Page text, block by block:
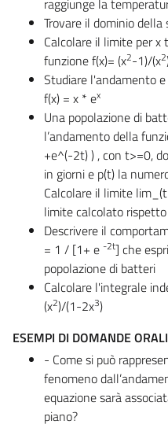
Trovare il dominio
Calcolare il limite per
funzione f(x)= (x2-1)/(x2
Studiare l'andamento
f(x) = x * ex
Una popolazione di
l’andamento della
+e^(-2t) ) , con t>=0,
in giorni e p(t) la
Calcolare il limite
limite calcolato
Descrivere il
= 1 / [1+ e -2t] che
popolazione di batteri
Calcolare l'integrale
(x2)/(1-2x3)
ESEMPI DI DOMANDE ORALI
- Come si può
fenomeno
equazione sarà
piano?